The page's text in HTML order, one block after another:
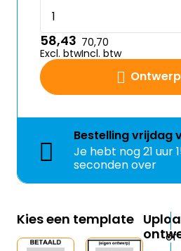
58,43
Excl. btw
70,70
Incl. btw
Bestellingvrijdag
Je hebt nog21 uur
seconden over
Kies een template